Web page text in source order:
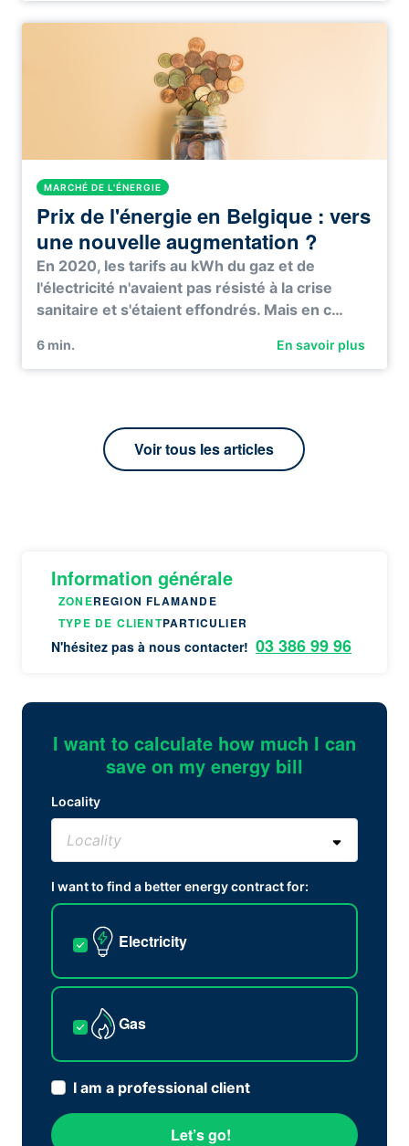
MARCHÉ DE L'ÉNERGIE
Prix de l'énergie en Belgique : vers
une nouvelle augmentation ?
En 2020, les tarifs au kWh du gaz et de
l'électricité n'avaient pas résisté à la crise
sanitaire et s'étaient effondrés. Mais en c…
6 min. En savoir plus
Voir tous les articles
Information générale
ZONEREGION FLAMANDE
TYPE DE CLIENTPARTICULIER
N'hésitez pas à nous contacter! 03 386 99 96
I want to calculate how much I can
save on my energy bill
Locality
I want to find a better energy contract for:
Electricity
Gas
I am a professional client
Let’s go!